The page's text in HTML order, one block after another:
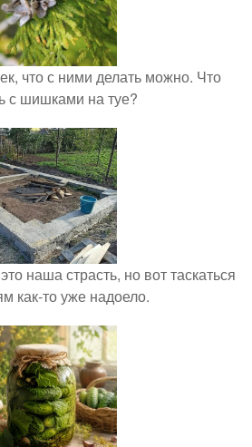
что с ними делать можно. Что
с шишками на туе?
наша страсть, но вот таскаться
как-то уже надоело.